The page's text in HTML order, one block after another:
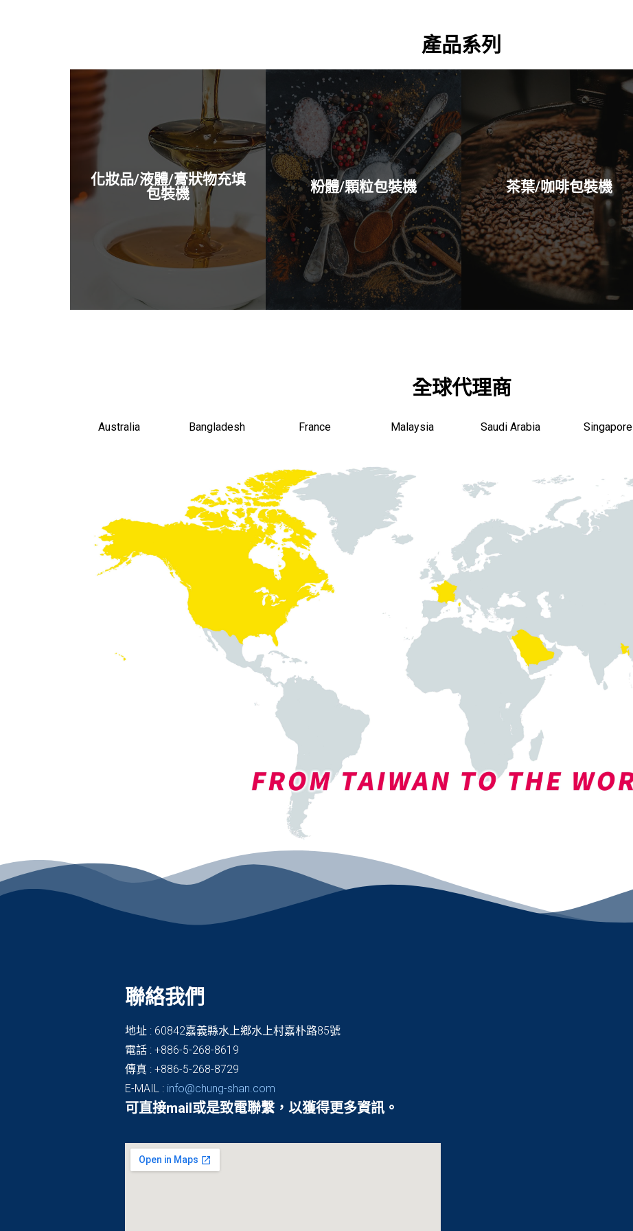
產品系列
化妝品/液體/膏狀物充填
包裝機
JS-14 機械式結構
JS-14 伺服控制+觸控式人機介面
JS-14 伺服控制+氣壓式封口
JS-14A 機械式結構+攪拌功能 粉體/顆粒包裝機
JS-8A
JS-10
JS-10A 機械式運轉
JS-10A 伺服控制
JS-12A
JS-16A 螺桿計量
JS-18A
JS-20A 螺桿計量
JS-28 震動盤整列
JS-34A 三角包裝
View All
茶葉/咖啡包裝機
JS-6A
JS-10
JS-32
JS-32A 掛耳咖啡
JS-68
View All
全球代理商
Australia Bangladesh France Malaysia Saudi Arabia Singapore
聯絡我們
地址 : 60842嘉義縣水上鄉水上村嘉朴路85號
電話 : +886-5-268-8619
傳真 : +886-5-268-8729
E-MAIL : info@chung-shan.com
可直接mail或是致電聯繫，以獲得更多資訊。